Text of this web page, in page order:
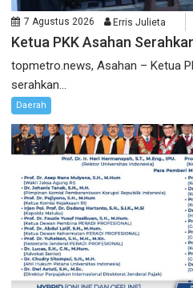
7 Agustus 2026 Erris Julieta
Ketua PKK Asahan
topmetro.news, Asahan – Ketua
serahkan...
Daerah